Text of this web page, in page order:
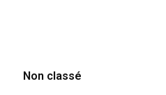
Non classé